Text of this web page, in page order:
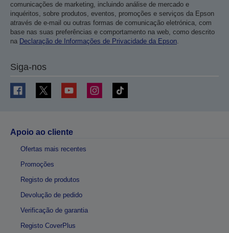
comunicações de marketing, incluindo análise de mercado e
inquéritos, sobre produtos, eventos, promoções e serviços da Epson
através de e-mail ou outras formas de comunicação eletrónica, com
base nas suas preferências e comportamento na web, como descrito
na Declaração de Informações de Privacidade da Epson.
Siga-nos
Apoio ao cliente
Ofertas mais recentes
Promoções
Registo de produtos
Devolução de pedido
Verificação de garantia
Registo CoverPlus